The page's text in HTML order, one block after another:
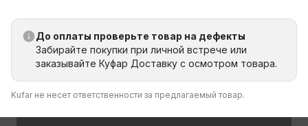
До оплаты проверьте товар на дефекты
Забирайте покупки при личной встрече или
заказывайте Куфар Доставку с осмотром товара.
Kufar не несет ответственности за предлагаемый товар.